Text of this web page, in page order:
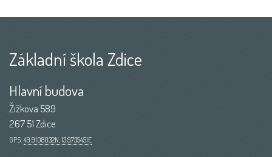
Základní škola Zdice
Hlavní budova
Žižkova 589
267 51 Zdice
GPS: 49.9108032N, 13.9735451E